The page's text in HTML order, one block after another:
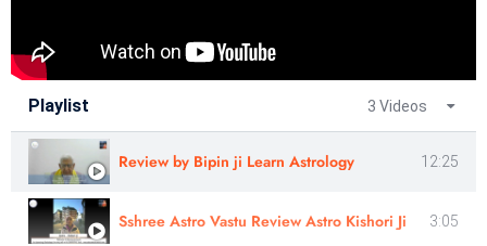
Playlist 3 Videos
Review by Bipin ji Learn Astrology 12:25
Sshree Astro Vastu Review Astro Kishori Ji 3:05